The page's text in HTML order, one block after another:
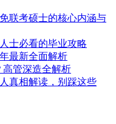
联考硕士的核心内涵与
士必看的毕业攻略
最新全面解析
管深造全解析
真相解读，别踩这些